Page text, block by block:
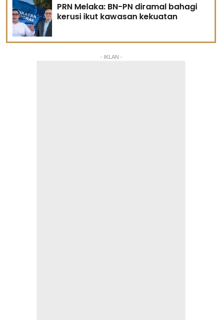
PRN Melaka: BN-PN diramal bahagi
kerusi ikut kawasan kekuatan
- IKLAN -